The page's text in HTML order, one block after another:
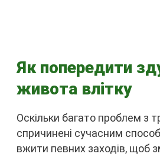
Як попередити
живота влітку
Оскільки багато проблем з
спричинені сучасним
вжити певних заходів, щоб